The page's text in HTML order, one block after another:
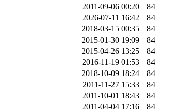
2011-09-06 00:20
84
2026-07-11 16:42
84
2018-03-15 00:35
84
2015-01-30 19:09
84
2015-04-26 13:25
84
2016-11-19 01:53
84
2018-10-09 18:24
84
2011-11-27 15:33
84
2011-10-01 18:43
84
2011-04-04 17:16 84